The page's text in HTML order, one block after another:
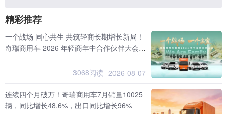
精彩推荐
一个战场 同心共生 共筑轻商长期增长新局！
奇瑞商用车 2026 年轻商年中合作伙伴大会隆
3068阅读 2026-08-07
连续四个月破万！奇瑞商用车7月销量10025
辆，同比增长48.6%，出口同比增长96%